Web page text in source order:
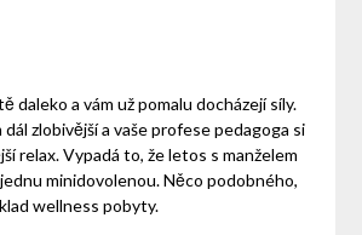
daleko a vám už pomalu docházejí síly.
zlobivější a vaše profese pedagoga si
relax. Vypadá to, že letos s manželem
minidovolenou. Něco podobného,
wellness pobyty.